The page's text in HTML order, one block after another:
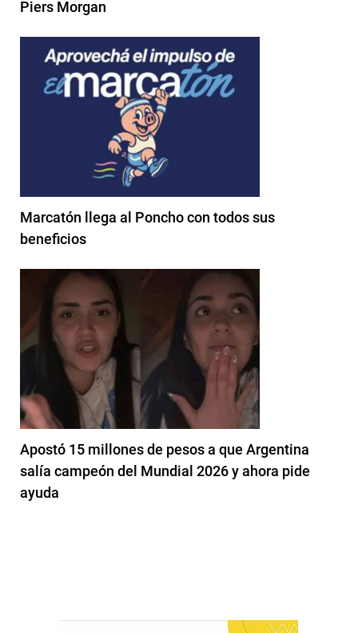
Piers Morgan
Marcatón llega al Poncho con todos sus
beneficios
Apostó 15 millones de pesos a que Argentina
salía campeón del Mundial 2026 y ahora pide
ayuda